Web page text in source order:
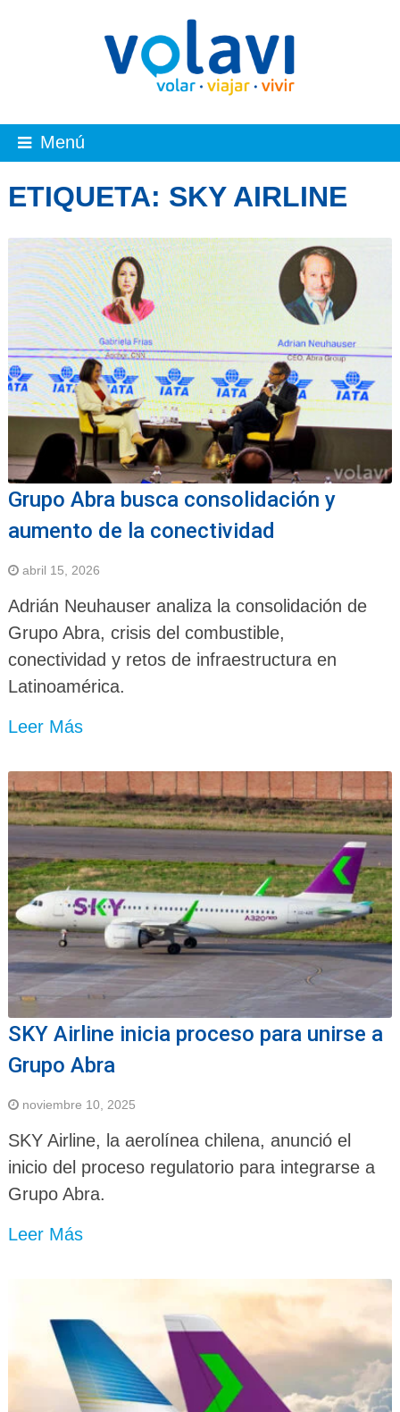
Menú
ETIQUETA: SKY AIRLINE
Grupo Abra busca consolidación y
aumento de la conectividad
abril 15, 2026
Adrián Neuhauser analiza la consolidación de
Grupo Abra, crisis del combustible,
conectividad y retos de infraestructura en
Latinoamérica.
Leer Más
SKY Airline inicia proceso para unirse a
Grupo Abra
noviembre 10, 2025
SKY Airline, la aerolínea chilena, anunció el
inicio del proceso regulatorio para integrarse a
Grupo Abra.
Leer Más